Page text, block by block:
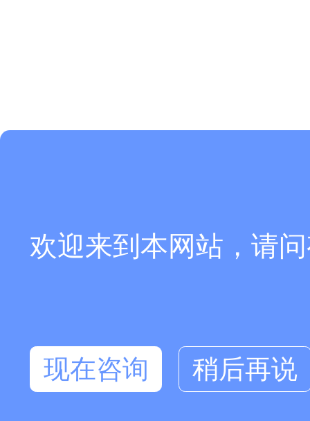
欢迎来到本网站，请
现在咨询 稍后再说